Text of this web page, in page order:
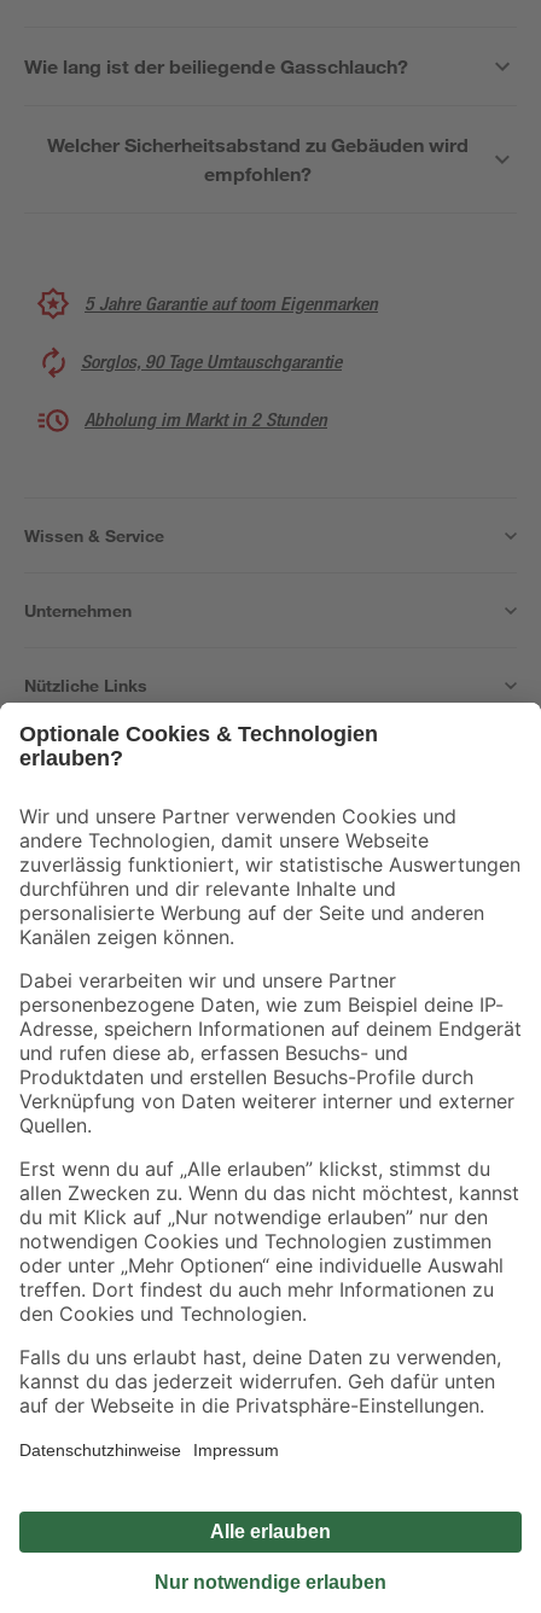
Wie lang ist der beiliegende Gasschlauch?
Welcher Sicherheitsabstand zu Gebäuden wird
empfohlen?
5 Jahre Garantie auf toom Eigenmarken
Sorglos, 90 Tage Umtauschgarantie
Abholung im Markt in 2 Stunden
Wissen & Service
Unternehmen
Nützliche Links
Der toom Newsletter: Keine Angebote und Aktionen mehr verpassen!
Zur Newsletter Anmeldung
Folge uns
Zahlungsarten Versandarten
Sicher einkaufen
Jetzt die toom-App herunterladen
Alle Preisangaben in EUR inkl. gesetzl. MwSt.. Die dargestellten Angebote sind unter
Umständen nicht in allen Märkten verfügbar. Die angegebenen Verfügbarkeiten beziehen
Produkte nur solange der Vorrat reicht.
*Paketversand ab 59 € versandkostenfrei, gilt nicht für Artikel mit Speditionsversand, hier
Privatsphäre Impressum
Nutzungsbedingungen
Widerrufsrecht
Vertrag widerrufen